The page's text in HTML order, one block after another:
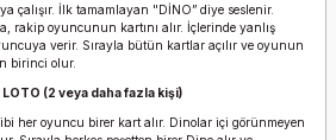
çalışır. İlk tamamlayan "DİNO” diye seslenir.
rakip oyuncunun kartını alır. İçlerinde yanlış
verir. Sırayla bütün kartlar açılır ve oyunun
birinci olur.
LOTO (2 veya daha fazla kişi)
her oyuncu birer kart alır. Dinolar içi görünmeyen